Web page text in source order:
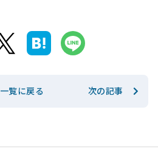
一覧に戻る 次の記事